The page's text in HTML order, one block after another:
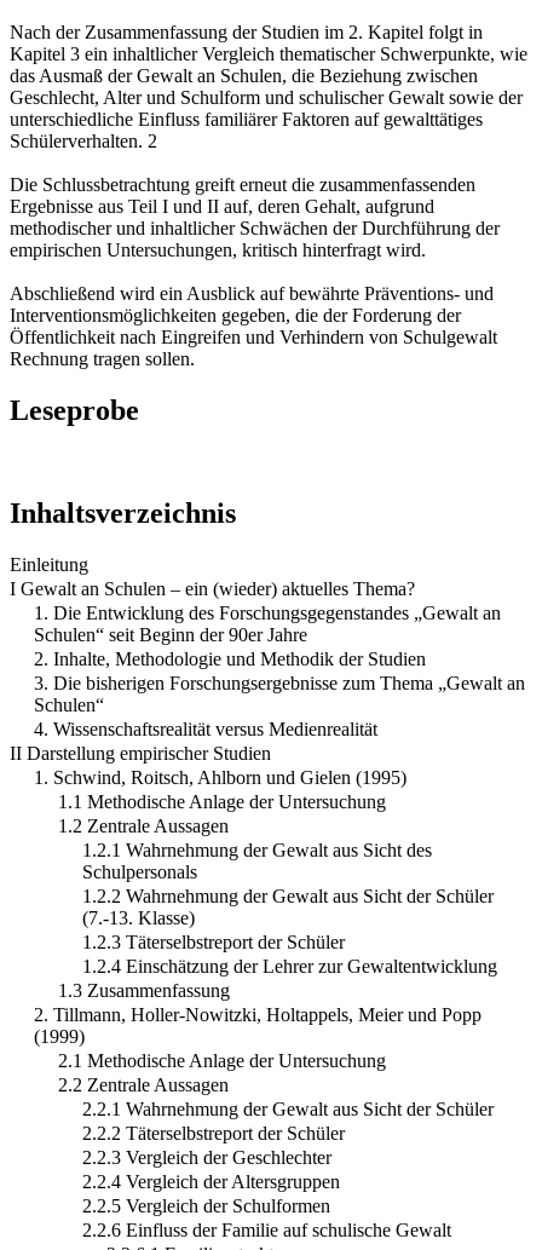
Nach der Zusammenfassung der Studien im 2. Kapitel folgt in
Kapitel 3 ein inhaltlicher Vergleich thematischer Schwerpunkte, wie
das Ausmaß der Gewalt an Schulen, die Beziehung zwischen
Geschlecht, Alter und Schulform und schulischer Gewalt sowie der
unterschiedliche Einfluss familiärer Faktoren auf gewalttätiges
Schülerverhalten. 2
Die Schlussbetrachtung greift erneut die zusammenfassenden
Ergebnisse aus Teil I und II auf, deren Gehalt, aufgrund
methodischer und inhaltlicher Schwächen der Durchführung der
empirischen Untersuchungen, kritisch hinterfragt wird.
Abschließend wird ein Ausblick auf bewährte Präventions- und
Interventionsmöglichkeiten gegeben, die der Forderung der
Öffentlichkeit nach Eingreifen und Verhindern von Schulgewalt
Rechnung tragen sollen.
Leseprobe
Inhaltsverzeichnis
Einleitung
I Gewalt an Schulen – ein (wieder) aktuelles Thema?
1. Die Entwicklung des Forschungsgegenstandes „Gewalt an
Schulen“ seit Beginn der 90er Jahre
2. Inhalte, Methodologie und Methodik der Studien
3. Die bisherigen Forschungsergebnisse zum Thema „Gewalt an
Schulen“
4. Wissenschaftsrealität versus Medienrealität
II Darstellung empirischer Studien
1. Schwind, Roitsch, Ahlborn und Gielen (1995)
1.1 Methodische Anlage der Untersuchung
1.2 Zentrale Aussagen
1.2.1 Wahrnehmung der Gewalt aus Sicht des
Schulpersonals
1.2.2 Wahrnehmung der Gewalt aus Sicht der Schüler
(7.-13. Klasse)
1.2.3 Täterselbstreport der Schüler
1.2.4 Einschätzung der Lehrer zur Gewaltentwicklung
1.3 Zusammenfassung
2. Tillmann, Holler-Nowitzki, Holtappels, Meier und Popp
(1999)
2.1 Methodische Anlage der Untersuchung
2.2 Zentrale Aussagen
2.2.1 Wahrnehmung der Gewalt aus Sicht der Schüler
2.2.2 Täterselbstreport der Schüler
2.2.3 Vergleich der Geschlechter
2.2.4 Vergleich der Altersgruppen
2.2.5 Vergleich der Schulformen
2.2.6 Einfluss der Familie auf schulische Gewalt